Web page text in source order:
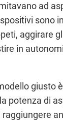
ad
sono
aggirare
in
giusto
potenza di